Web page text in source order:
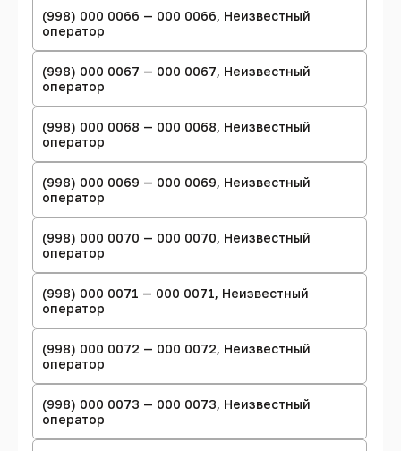
(998) 000 0066 — 000 0066, Неизвестный
оператор
(998) 000 0067 — 000 0067, Неизвестный
оператор
(998) 000 0068 — 000 0068, Неизвестный
оператор
(998) 000 0069 — 000 0069, Неизвестный
оператор
(998) 000 0070 — 000 0070, Неизвестный
оператор
(998) 000 0071 — 000 0071, Неизвестный
оператор
(998) 000 0072 — 000 0072, Неизвестный
оператор
(998) 000 0073 — 000 0073, Неизвестный
оператор